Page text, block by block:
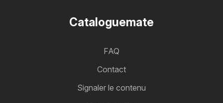
Cataloguemate
FAQ
Contact
Signaler le contenu